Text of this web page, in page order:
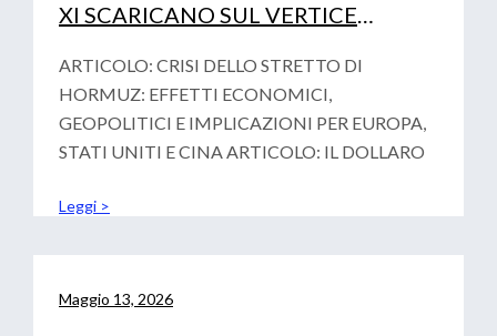
XI SCARICANO SUL VERTICE
VOTALITA’ GEOPOLITICA
ARTICOLO: CRISI DELLO STRETTO DI
HORMUZ: EFFETTI ECONOMICI,
GEOPOLITICI E IMPLICAZIONI PER EUROPA,
STATI UNITI E CINA ARTICOLO: IL DOLLARO
Leggi >
Maggio 13, 2026